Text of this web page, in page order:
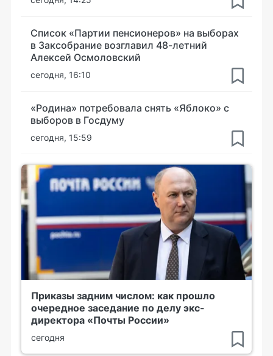
Список «Партии пенсионеров» на выборах
в Заксобрание возглавил 48-летний
Алексей Осмоловский
сегодня, 16:10
«Родина» потребовала снять «Яблоко» с
выборов в Госдуму
сегодня, 15:59
Приказы задним числом: как прошло
очередное заседание по делу экс-
директора «Почты России»
сегодня